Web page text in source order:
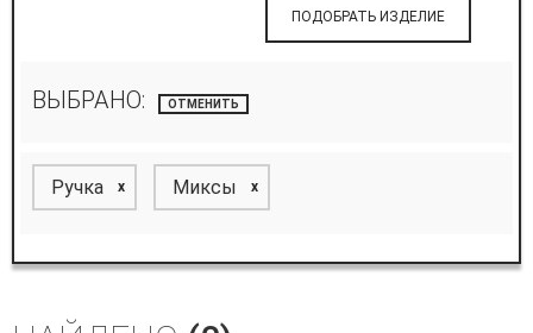
ПОДОБРАТЬ ИЗДЕЛИЕ
ВЫБРАНО: ОТМЕНИТЬ
Ручка x Миксы x